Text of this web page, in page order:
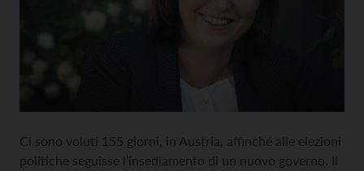
Ci sono voluti 155 giorni, in Austria, affinché alle elezioni
politiche seguisse l’insediamento di un nuovo governo. Il